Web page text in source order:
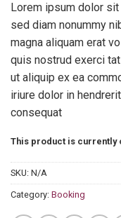
Lorem ipsum dolor
sed diam nonummy
magna aliquam erat
quis nostrud exerci
ut aliquip ex ea
iriure dolor in
consequat
This product is currently
SKU: N/A
Category: Booking